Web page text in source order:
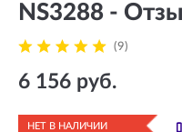
NS3288 -
(9)
6 156 руб.
НЕТ В НАЛИЧИИ